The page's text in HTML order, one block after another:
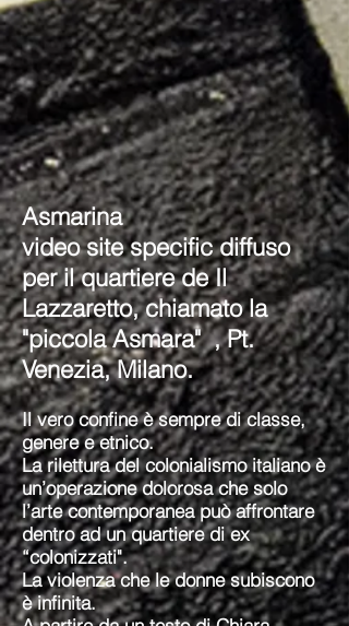
Asmarina
video site specific diffuso
per il quartiere de Il
Lazzaretto, chiamato la
"piccola Asmara" , Pt.
Venezia, Milano.
Il vero confine è sempre di classe,
genere e etnico.
La rilettura del colonialismo italiano è
un’operazione dolorosa che solo
l’arte contemporanea può affrontare
dentro ad un quartiere di ex
“colonizzati".
La violenza che le donne subiscono
è infinita.